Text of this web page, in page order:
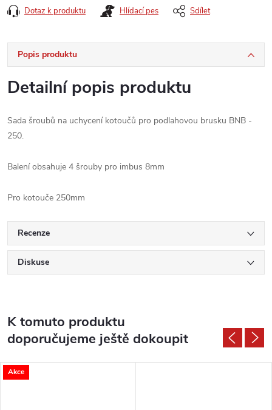
Dotaz k produktu Hlídací pes Sdílet
Popis produktu
Detailní popis produktu
Sada šroubů na uchycení kotoučů pro podlahovou brusku BNB -
250.
Balení obsahuje 4 šrouby pro imbus 8mm
Pro kotouče 250mm
Recenze
Diskuse
K tomuto produktu
doporučujeme ještě dokoupit
Akce